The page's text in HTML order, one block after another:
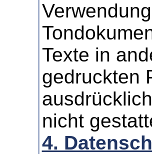
Texte in
gedruckten
nicht
4.